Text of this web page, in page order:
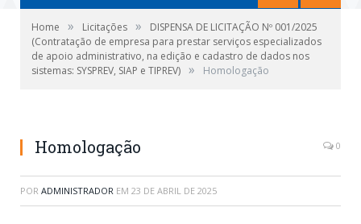
Home » Licitações »
DISPENSA DE LICITAÇÃO Nº 001/2025
(Contratação de empresa para prestar serviços especializados
de apoio administrativo, na edição e cadastro de dados nos
sistemas: SYSPREV, SIAP e TIPREV) » Homologação
Homologação 0
POR ADMINISTRADOR EM 23 DE ABRIL DE 2025